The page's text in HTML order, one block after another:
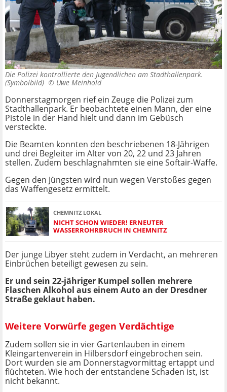
Die Polizei kontrollierte den Jugendlichen am Stadthallenpark.
(Symbolbild) © Uwe Meinhold
Donnerstagmorgen rief ein Zeuge die Polizei zum
Stadthallenpark. Er beobachtete einen Mann, der eine
Pistole in der Hand hielt und dann im Gebüsch
versteckte.
Die Beamten konnten den beschriebenen 18-Jährigen
und drei Begleiter im Alter von 20, 22 und 23 Jahren
stellen. Zudem beschlagnahmten sie eine Softair-Waffe.
Gegen den Jüngsten wird nun wegen Verstoßes gegen
das Waffengesetz ermittelt.
CHEMNITZ LOKAL
NICHT SCHON WIEDER! ERNEUTER
WASSERROHRBRUCH IN CHEMNITZ
Der junge Libyer steht zudem in Verdacht, an mehreren
Einbrüchen beteiligt gewesen zu sein.
Er und sein 22-jähriger Kumpel sollen mehrere
Flaschen Alkohol aus einem Auto an der Dresdner
Straße geklaut haben.
Weitere Vorwürfe gegen Verdächtige
Zudem sollen sie in vier Gartenlauben in einem
Kleingartenverein in Hilbersdorf eingebrochen sein.
Dort wurden sie am Donnerstagvormittag ertappt und
flüchteten. Wie hoch der entstandene Schaden ist, ist
nicht bekannt.